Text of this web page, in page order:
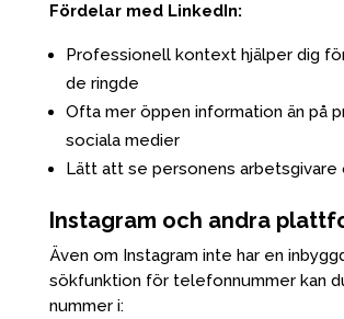
Fördelar med LinkedIn:
Professionell kontext hjälper dig
de ringde
Ofta mer öppen information än på
sociala medier
Lätt att se personens
Instagram och andra
Även om Instagram inte har en
sökfunktion för telefonnummer kan
nummer i: